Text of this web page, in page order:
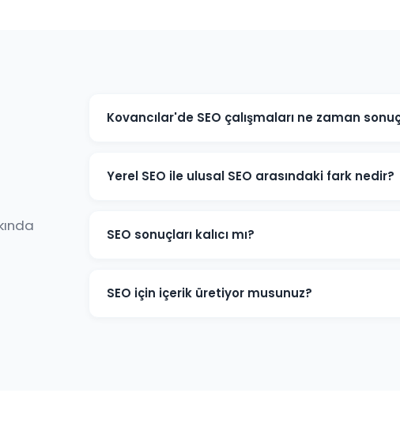
Kovancılar'de SEO çalışmaları ne zaman
iyileşmeler gözlemlenir. Rekabetçi sektörlerde 6-12
Yerel SEO ile ulusal SEO arasındaki fark nedir?
sorgularında öne çıkarır. Ulusal SEO ise tüm Türkiye
genellikle ikisini birleştiriyoruz.
SEO sonuçları kalıcı mı?
Çalışmalar durdurulduğunda sıralamalar zamanla
etkinliğini uzun süre korur.
SEO için içerik üretiyor musunuz?